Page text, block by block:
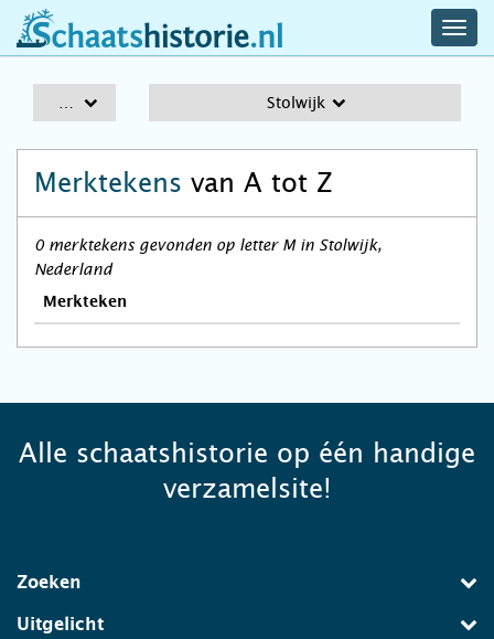
schaatshistorie.nl
Stolwijk
Merktekens van A tot Z
0 merktekens gevonden op letter M in Stolwijk,
Nederland
Merkteken
Alle schaatshistorie op één handige
verzamelsite!
Zoeken
Uitgelicht